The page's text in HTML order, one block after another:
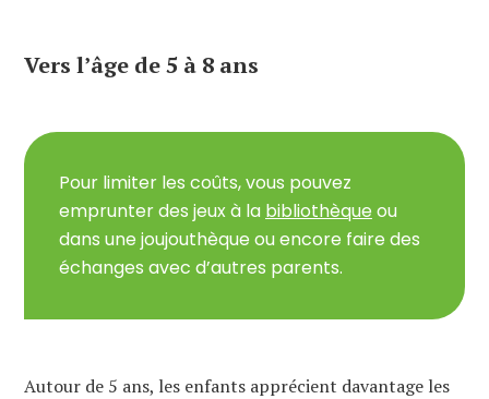
Vers l’âge de 5 à 8 ans
Pour limiter les coûts, vous pouvez
emprunter des jeux à la bibliothèque ou
dans une joujouthèque ou encore faire des
échanges avec d’autres parents.
Autour de 5 ans, les enfants apprécient davantage les